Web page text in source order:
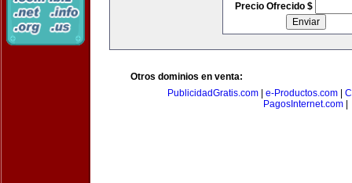
Precio Ofrecido $
Otros dominios en venta:
PublicidadGratis.com
e-Productos.com
PagosInternet.com